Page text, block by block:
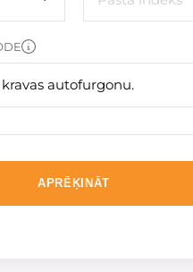
autofurgonu.
APRĒĶINĀT